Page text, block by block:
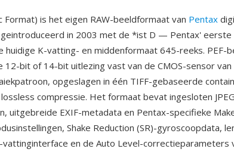
Format) is het eigen RAW-beeldformaat van Pentax
in 2003 met de *ist D — Pentax' eerste
K-vatting- en middenformaat 645-reeks. PEF-
bit of 14-bit uitlezing vast van de CMOS-sensor van
opgeslagen in één TIFF-gebaseerde
compressie. Het formaat bevat ingesloten
uitgebreide EXIF-metadata en Pentax-specifieke
Shake Reduction (SR)-gyroscoopdata,
vattinginterface en de Auto Level-correctieparameters